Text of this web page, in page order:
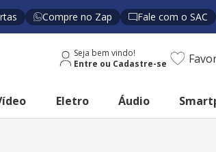
Compre no Zap Fale com o SAC
Seja bem vindo!
Eletro Áudio